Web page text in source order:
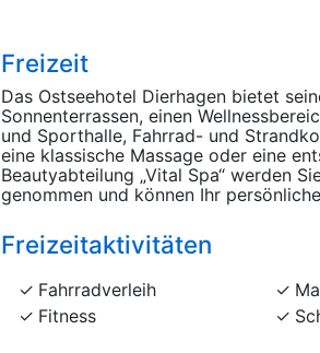
Freizeit
Das Ostseehotel Dierhagen bietet
Sonnenterrassen, einen
und Sporthalle, Fahrrad- und
eine klassische Massage oder eine
Beautyabteilung „Vital Spa“ werden
genommen und können Ihr
Freizeitaktivitäten
Fahrradverleih
Fitness